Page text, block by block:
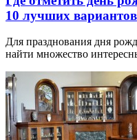
10 лучших вариантов
Для празднования дня
найти множество